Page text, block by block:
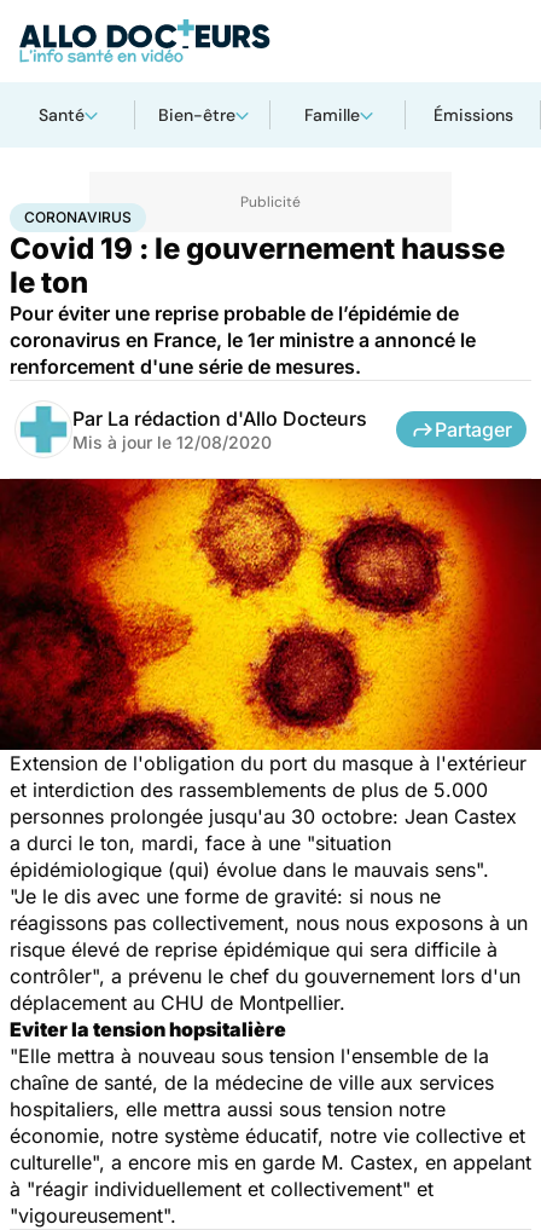
Santé Bien-être Famille Émissions
AccueilSantéMaladies Coronavirus
CORONAVIRUS
Covid 19 : le gouvernement hausse
le ton
Pour éviter une reprise probable de l’épidémie de
coronavirus en France, le 1er ministre a annoncé le
renforcement d'une série de mesures.
Par La rédaction d'Allo Docteurs
Mis à jour le 12/08/2020
Partager
Extension de l'obligation du port du masque à l'extérieur
et interdiction des rassemblements de plus de 5.000
personnes prolongée jusqu'au 30 octobre: Jean Castex
a durci le ton, mardi, face à une "situation
épidémiologique (qui) évolue dans le mauvais sens".
"Je le dis avec une forme de gravité: si nous ne
réagissons pas collectivement, nous nous exposons à un
risque élevé de reprise épidémique qui sera difficile à
contrôler", a prévenu le chef du gouvernement lors d'un
déplacement au CHU de Montpellier.
Eviter la tension hopsitalière
"Elle mettra à nouveau sous tension l'ensemble de la
chaîne de santé, de la médecine de ville aux services
hospitaliers, elle mettra aussi sous tension notre
économie, notre système éducatif, notre vie collective et
culturelle", a encore mis en garde M. Castex, en appelant
à "réagir individuellement et collectivement" et
"vigoureusement".